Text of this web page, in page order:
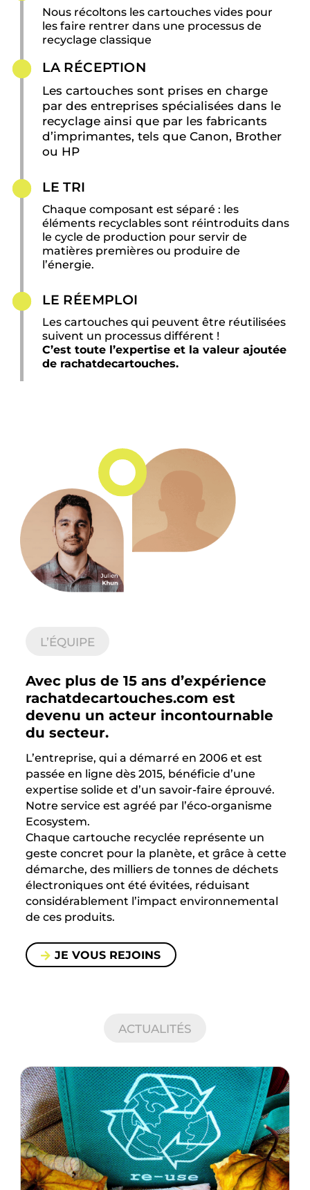
Nous récoltons les cartouches vides pour
les faire rentrer dans une processus de
recyclage classique
LA RÉCEPTION
Les cartouches sont prises en charge
par des entreprises spécialisées dans le
recyclage ainsi que par les fabricants
d’imprimantes, tels que Canon, Brother
ou HP
LE TRI
Chaque composant est séparé : les
éléments recyclables sont réintroduits dans
le cycle de production pour servir de
matières premières ou produire de
l’énergie.
LE RÉEMPLOI
Les cartouches qui peuvent être réutilisées
suivent un processus différent !
C’est toute l’expertise et la valeur ajoutée
de rachatdecartouches.
L’ÉQUIPE
Avec plus de 15 ans d’expérience
rachatdecartouches.com est
devenu un acteur incontournable
du secteur.
L’entreprise, qui a démarré en 2006 et est
passée en ligne dès 2015, bénéficie d’une
expertise solide et d’un savoir-faire éprouvé.
Notre service est agréé par l’éco-organisme
Ecosystem.
Chaque cartouche recyclée représente un
geste concret pour la planète, et grâce à cette
démarche, des milliers de tonnes de déchets
électroniques ont été évitées, réduisant
considérablement l’impact environnemental
de ces produits.
JE VOUS REJOINS
ACTUALITÉS